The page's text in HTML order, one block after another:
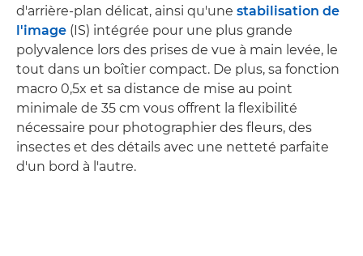
d'arrière-plan délicat, ainsi qu'une stabilisation de
l'image (IS) intégrée pour une plus grande
polyvalence lors des prises de vue à main levée, le
tout dans un boîtier compact. De plus, sa fonction
macro 0,5x et sa distance de mise au point
minimale de 35 cm vous offrent la flexibilité
nécessaire pour photographier des fleurs, des
insectes et des détails avec une netteté parfaite
d'un bord à l'autre.